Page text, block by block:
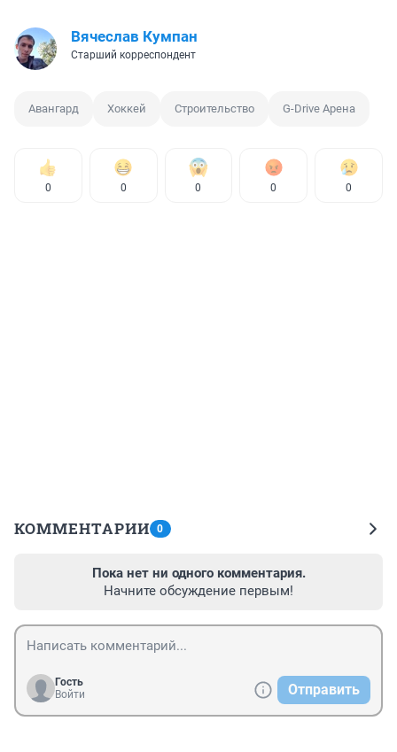
Вячеслав Кумпан
Старший корреспондент
Авангард Хоккей Строительство G-Drive Арена
0 0 0 0 0
КОММЕНТАРИИ 0
Пока нет ни одного комментария.
Начните обсуждение первым!
Гость
Войти
Отправить